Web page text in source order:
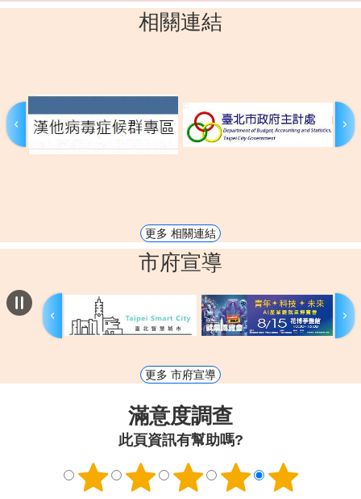
相關連結
更多 相關連結
市府宣導
更多 市府宣導
滿意度調查
此頁資訊有幫助嗎?